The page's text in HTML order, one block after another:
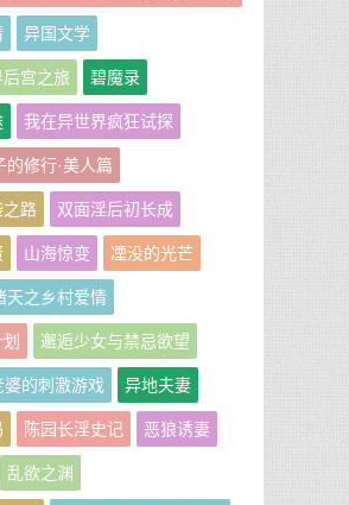
异国文学
宫之旅 碧魔录
我在异世界疯狂试探
的修行·美人篇
之路 双面淫后初长成
山海惊变 凐没的光芒
天之乡村爱情
邂逅少女与禁忌欲望
婆的刺激游戏 异地夫妻
陈园长淫史记 恶狼诱妻
乱欲之渊